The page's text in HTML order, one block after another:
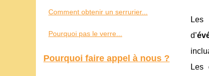
Les
d’
Les
Comment obtenir un serrurier...
Pourquoi pas le verre...
Pourquoi faire appel à nous ?